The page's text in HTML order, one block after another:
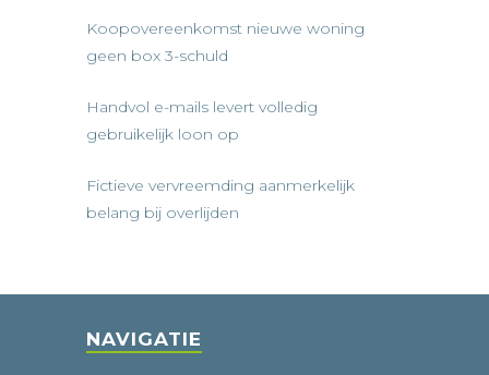
Koopovereenkomst nieuwe woning
geen box 3-schuld
Handvol e-mails levert volledig
gebruikelijk loon op
Fictieve vervreemding aanmerkelijk
belang bij overlijden
NAVIGATIE